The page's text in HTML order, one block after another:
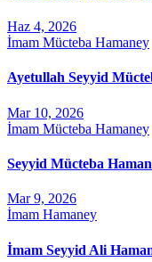
Haz 4, 2026
İmam Mücteba Hamaney
Ayetullah Seyyid
Mar 10, 2026
İmam Mücteba Hamaney
Seyyid Mücteba
Mar 9, 2026
İmam Hamaney
İmam Seyyid Ali